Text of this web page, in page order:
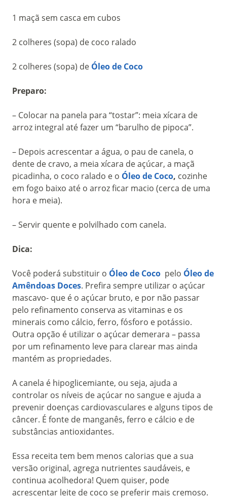
1 maçã sem casca em cubos
2 colheres (sopa) de coco ralado
2 colheres (sopa) de Óleo de Coco
Preparo:
– Colocar na panela para “tostar”: meia xícara de
arroz integral até fazer um “barulho de pipoca”.
– Depois acrescentar a água, o pau de canela, o
dente de cravo, a meia xícara de açúcar, a maçã
picadinha, o coco ralado e o Óleo de Coco, cozinhe
em fogo baixo até o arroz ficar macio (cerca de uma
hora e meia).
– Servir quente e polvilhado com canela.
Dica:
Você poderá substituir o Óleo de Coco pelo Óleo de
Amêndoas Doces. Prefira sempre utilizar o açúcar
mascavo- que é o açúcar bruto, e por não passar
pelo refinamento conserva as vitaminas e os
minerais como cálcio, ferro, fósforo e potássio.
Outra opção é utilizar o açúcar demerara – passa
por um refinamento leve para clarear mas ainda
mantém as propriedades.
A canela é hipoglicemiante, ou seja, ajuda a
controlar os níveis de açúcar no sangue e ajuda a
prevenir doenças cardiovasculares e alguns tipos de
câncer. É fonte de manganês, ferro e cálcio e de
substâncias antioxidantes.
Essa receita tem bem menos calorias que a sua
versão original, agrega nutrientes saudáveis, e
continua acolhedora! Quem quiser, pode
acrescentar leite de coco se preferir mais cremoso.